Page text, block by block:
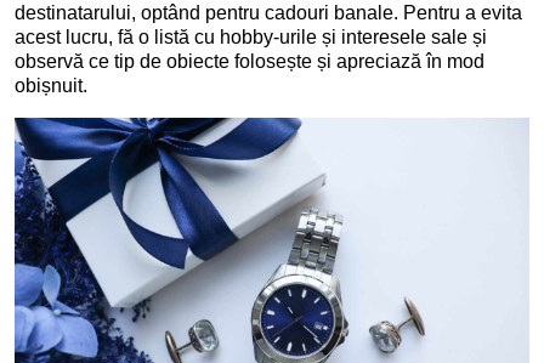
destinatarului, optând pentru cadouri banale. Pentru a evita
acest lucru, fă o listă cu hobby-urile și interesele sale și
observă ce tip de obiecte folosește și apreciază în mod
obișnuit.